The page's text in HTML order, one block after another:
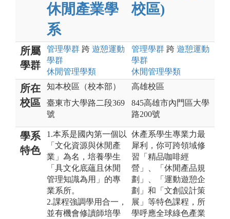
休閒產業學
系
校區)
所屬
學群
管理學群 跨 遊憩運動
學群
休閒管理學類
管理學群 跨 遊憩運動
學群
休閒管理學類
所在
校區
知本校區（校本部）
臺東市大學路二段369
號
高雄校區
845高雄市內門區大學
路200號
學系
特色
1.本系是國內第一個以
「文化資源與休閒產
業」為名，培養學生
「具文化底蘊且休閒
管理知識為用」的專
業系所。
2.課程強調學用合一，
並有機會修讀師培學
休產系學生專業力最
犀利，你可跨領域修
習「精品咖啡經
營」、「休閒產品規
劃」、「運動遊憩企
劃」和「文創設計策
展」等特色課程，所
學呼應全球綠色產業